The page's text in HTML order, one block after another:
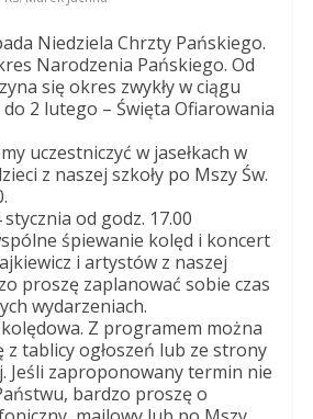
Niedziela Chrzty Pańskiego.
Narodzenia Pańskiego. Od
się okres zwykły w ciągu
2 lutego – Święta Ofiarowania
uczestniczyć w jasełkach w
z naszej szkoły po Mszy Św.
od godz. 17.00
śpiewanie kolęd i koncert
i artystów z naszej
proszę zaplanować sobie czas
wydarzeniach.
Z programem można
z tablicy ogłoszeń lub ze strony
Jeśli zaproponowany termin nie
bardzo proszę o